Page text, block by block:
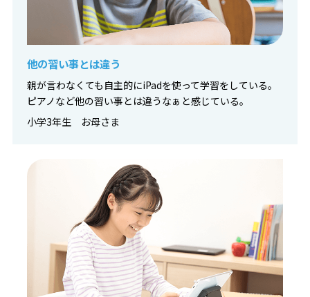
他の習い事とは違う
親が言わなくても自主的にiPadを使って学習をしている。
ピアノなど他の習い事とは違うなぁと感じている。
小学3年生 お母さま